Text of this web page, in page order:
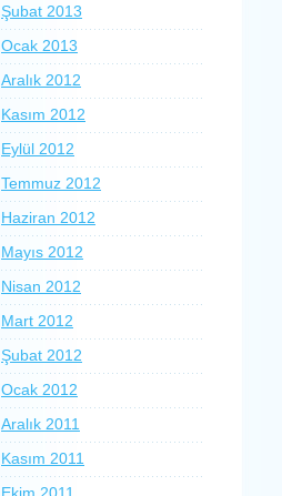
Şubat 2013
Ocak 2013
Aralık 2012
Kasım 2012
Eylül 2012
Temmuz 2012
Haziran 2012
Mayıs 2012
Nisan 2012
Mart 2012
Şubat 2012
Ocak 2012
Aralık 2011
Kasım 2011